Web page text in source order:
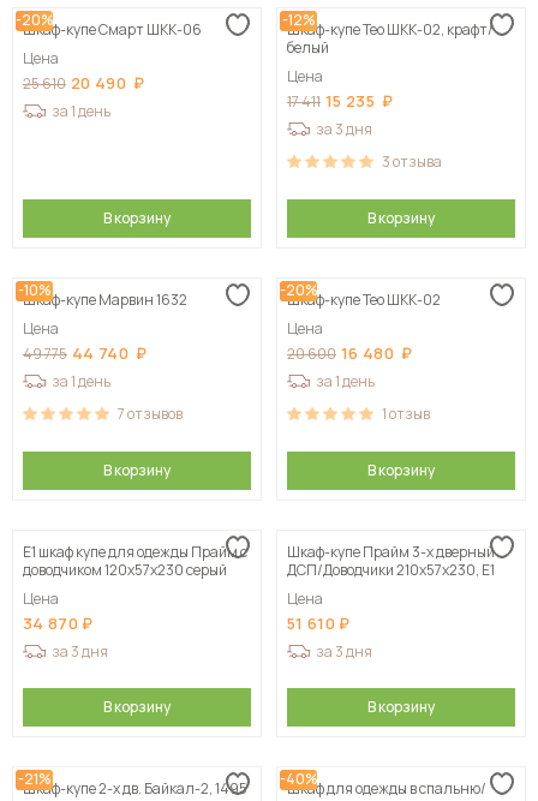
Сначала дорогие
-20%
Шкаф-купе Смарт ШКК-06
Цена
25 610 20 490
за 1 день
В корзину
-12%
Шкаф-купе Тео ШКК-02, крафт/
белый
Цена
17 411 15 235
за 3 дня
3отзыва
В корзину
-10%
Шкаф-купе Марвин 1632
Цена
49 775 44 740
за 1 день
7отзывов
В корзину
-20%
Шкаф-купе Тео ШКК-02
Цена
20 600 16 480
за 1 день
1отзыв
В корзину
Е1 шкаф купе для одежды Прайм с
доводчиком 120x57x230 серый
Цена
34 870
за 3 дня
В корзину
Шкаф-купе Прайм 3-х дверный
ДСП/Доводчики 210х57х230, Е1
Цена
51 610
за 3 дня
В корзину
-21%
Шкаф-купе 2-х дв. Байкал-2, 1495
-40%
Шкаф для одежды в спальню/